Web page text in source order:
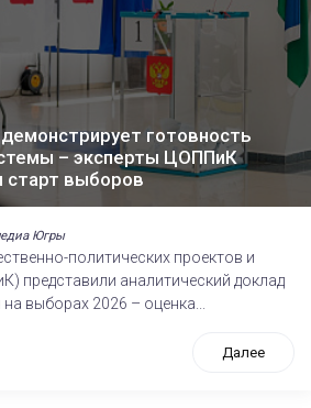
готовность
– эксперты ЦОППиК
старт выборов
Югры
политических проектов и
представили аналитический доклад
выборах 2026 – оценка...
Далее